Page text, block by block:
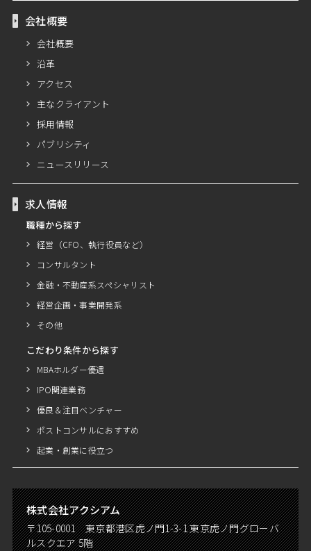
会社概要
会社概要
沿革
アクセス
主なクライアント
採用情報
パブリシティ
ニュースリリース
求人情報
職種から探す
経営（CFO、執行役員など）
コンサルタント
金融・不動産系スペシャリスト
経営企画・事業開発系
その他
こだわり条件から探す
MBAホルダー優遇
IPO関連業務
優良＆注目ベンチャー
ポストコンサルにおすすめ
起業・創業に役立つ
株式会社アクシアム
〒105-0001 東京都港区虎ノ門1-3-1 東京虎ノ門グローバ
ルスクエア 5階